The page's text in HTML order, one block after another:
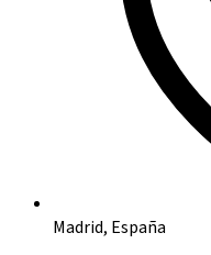
Madrid, España